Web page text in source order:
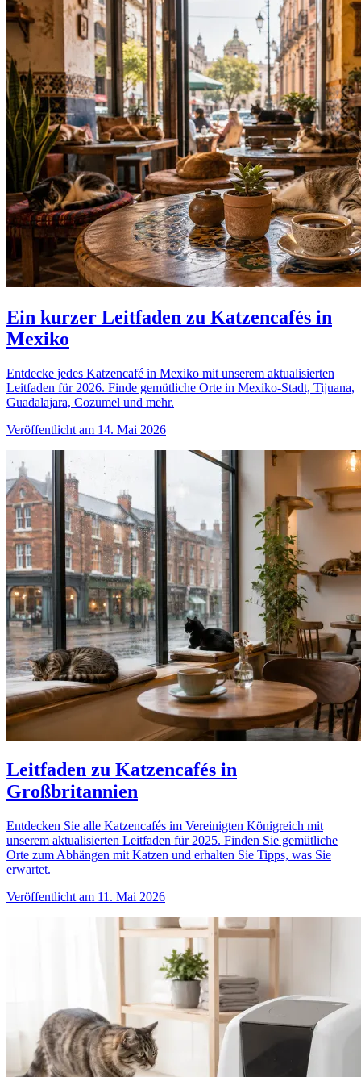
Ein kurzer Leitfaden zu Katzencafés in
Mexiko
Entdecke jedes Katzencafé in Mexiko mit unserem aktualisierten
Leitfaden für 2026. Finde gemütliche Orte in Mexiko-Stadt, Tijuana,
Guadalajara, Cozumel und mehr.
Veröffentlicht am 14. Mai 2026
Leitfaden zu Katzencafés in
Großbritannien
Entdecken Sie alle Katzencafés im Vereinigten Königreich mit
unserem aktualisierten Leitfaden für 2025. Finden Sie gemütliche
Orte zum Abhängen mit Katzen und erhalten Sie Tipps, was Sie
erwartet.
Veröffentlicht am 11. Mai 2026